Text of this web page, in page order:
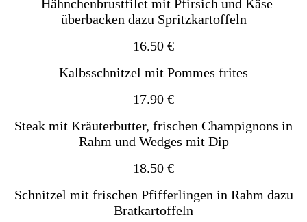
Hähnchenbrustfilet mit Pfirsich und Käse
überbacken dazu Spritzkartoffeln
16.50 €
Kalbsschnitzel mit Pommes frites
17.90 €
Steak mit Kräuterbutter, frischen Champignons in
Rahm und Wedges mit Dip
18.50 €
Schnitzel mit frischen Pfifferlingen in Rahm dazu
Bratkartoffeln